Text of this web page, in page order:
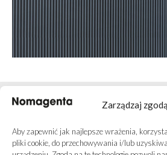
Zarządzaj zgodą
Aby zapewnić jak najlepsze wrażenia,
pliki cookie, do przechowywania i/lub